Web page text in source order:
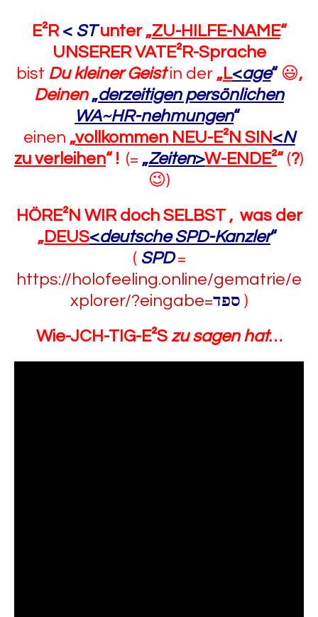
E²R < ST unter „ZU-HILFE-NAME“
UNSERER VATE²R-Sprache
bist Du kleiner Geistin der „L<age“ 😃,
Deinen „derzeitigen persönlichen
WA~HR-nehmungen“
einen „vollkommen NEU-E²N SIN <N
zu verleihen“ ! (= „Zeiten>W-ENDE²“ (?)
😉)
HÖRE²N WIR doch SELBST , was der
„DEUS<deutsche SPD-Kanzler“
( SPD =
https://holofeeling.online/gematrie/e
xplorer/?eingabe=ספד )
Wie-JCH-TIG-E²S zu sagen hat…